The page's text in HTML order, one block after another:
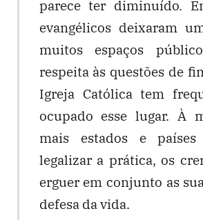
parece ter diminuído.
evangélicos deixaram
muitos espaços
respeita às questões de
Igreja Católica tem
ocupado esse lugar. À
mais estados e países
legalizar a prática, os
erguer em conjunto as
defesa da vida.